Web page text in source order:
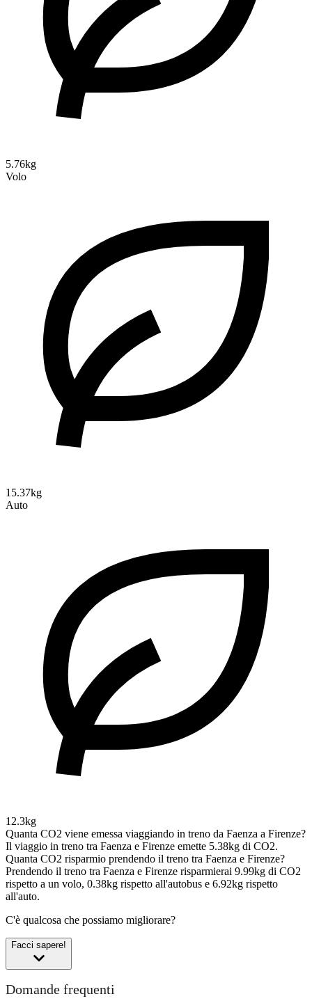
5.76kg
Volo
15.37kg
Auto
12.3kg
Quanta CO2 viene emessa viaggiando in treno da Faenza a Firenze?
Il viaggio in treno tra Faenza e Firenze emette 5.38kg di CO2.
Quanta CO2 risparmio prendendo il treno tra Faenza e Firenze?
Prendendo il treno tra Faenza e Firenze risparmierai 9.99kg di CO2
rispetto a un volo, 0.38kg rispetto all'autobus e 6.92kg rispetto
all'auto.
C'è qualcosa che possiamo migliorare?
Facci sapere!
Domande frequenti